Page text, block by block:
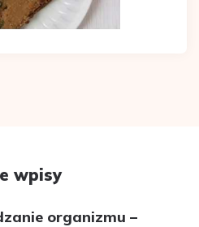
wpisy
organizmu –